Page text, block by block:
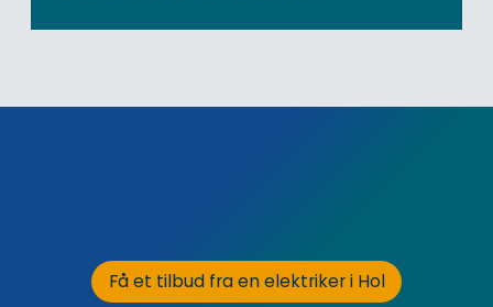
Få et tilbud fra en elektriker i Hol